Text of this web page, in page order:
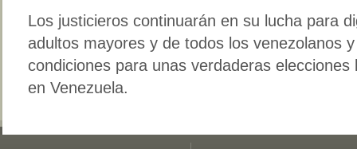
Los justicieros continuarán en su lucha para
adultos mayores y de todos los venezolanos
condiciones para unas verdaderas
en Venezuela.